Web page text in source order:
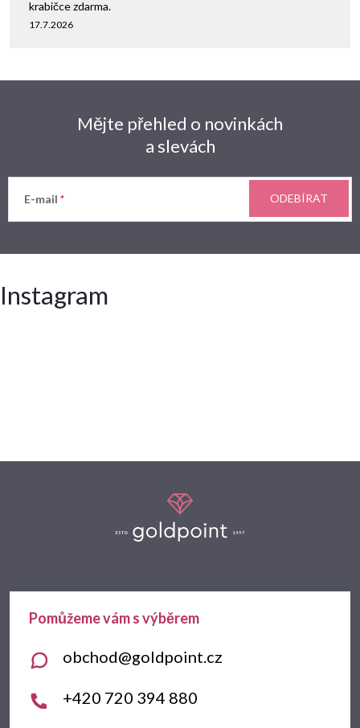
17.7.2026
krabičce zdarma.
Mějte přehled o novinkách
a slevách
E-mail ODEBÍRAT
Instagram
a
obchod@goldpoint.cz
+420 720 394 880